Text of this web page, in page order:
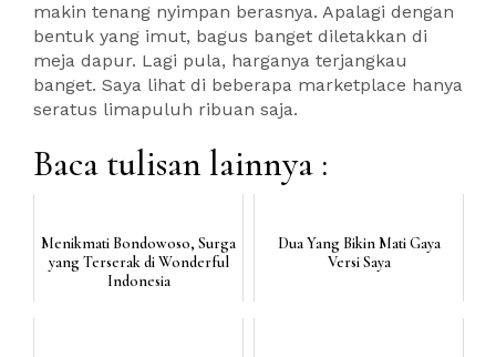
makin tenang nyimpan berasnya. Apalagi dengan
bentuk yang imut, bagus banget diletakkan di
meja dapur. Lagi pula, harganya terjangkau
banget. Saya lihat di beberapa marketplace hanya
seratus limapuluh ribuan saja.
Baca tulisan lainnya :
Menikmati Bondowoso, Surga
yang Terserak di Wonderful
Indonesia
Dua Yang Bikin Mati Gaya
Versi Saya